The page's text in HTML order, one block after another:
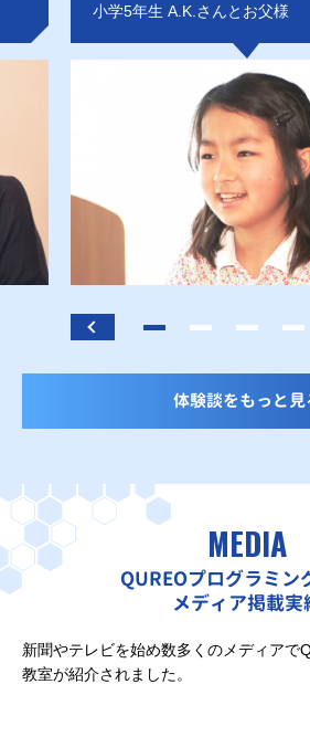
小学5年生 A.K.さんとお父様
体験談をもっと見
MEDIA
QUREOプログラミン
メディア掲載実
新聞やテレビを始め数多くのメディアで
教室が紹介されました。